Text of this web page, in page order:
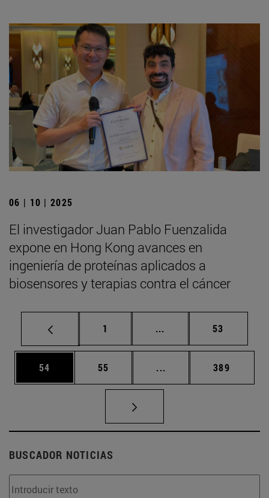
06 | 10 | 2025
El investigador Juan Pablo Fuenzalida
expone en Hong Kong avances en
ingeniería de proteínas aplicados a
biosensores y terapias contra el cáncer
Página
1 ... Páginas intermedias
Página
53
Página
54 Página
55 ... Páginas intermedias
Página
389
BUSCADOR NOTICIAS